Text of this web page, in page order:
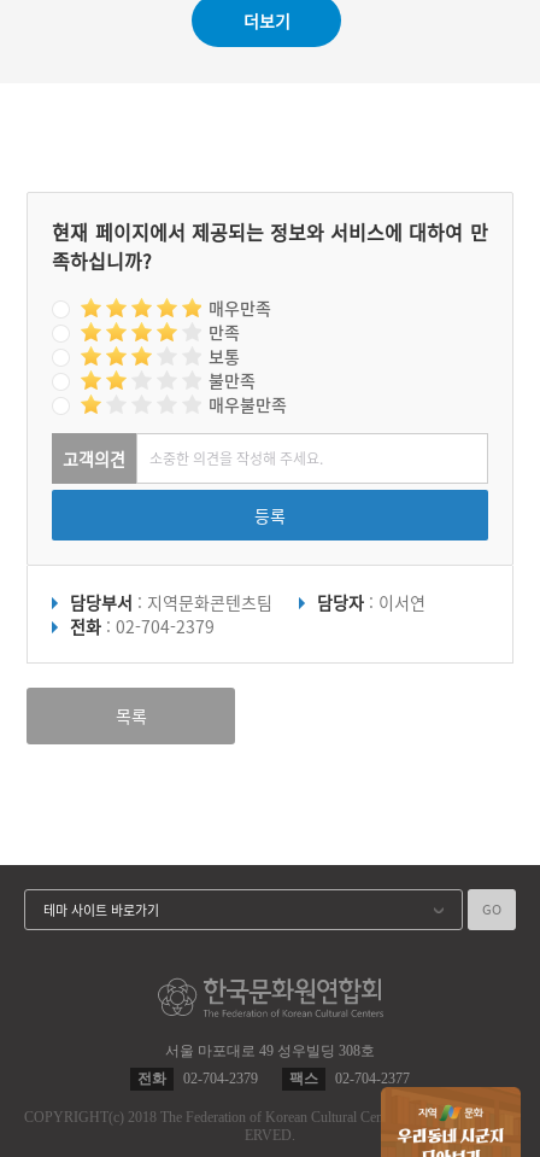
더보기
현재 페이지에서 제공되는 정보와 서비스에 대하여 만
족하십니까?
매우만족
만족
보통
불만족
매우불만족
고객의견
등록
담당부서 : 지역문화콘텐츠팀 담당자 : 이서연
전화 : 02-704-2379
목록
서울 마포대로 49 성우빌딩 308호
전화
02-704-2379 팩스 02-704-2377
COPYRIGHT(c) 2018 The Federation of Korean Cultural Centers.
ALL RIGHT RES
ERVED.
테마 사이트 바로가기 GO